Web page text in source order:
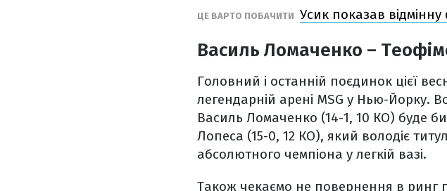
ЦЕ ВАРТО ПОБАЧИТИ Усик показав
Василь Ломаченко –
Головний і останній поєдинок цієї
легендарній арені MSG у Нью-Йорку.
Василь Ломаченко (14-1, 10 КО) буде
Лопеса (15-0, 12 КО), який володіє
абсолютного чемпіона у легкій вазі.
Також чекаємо не повернення в ринг